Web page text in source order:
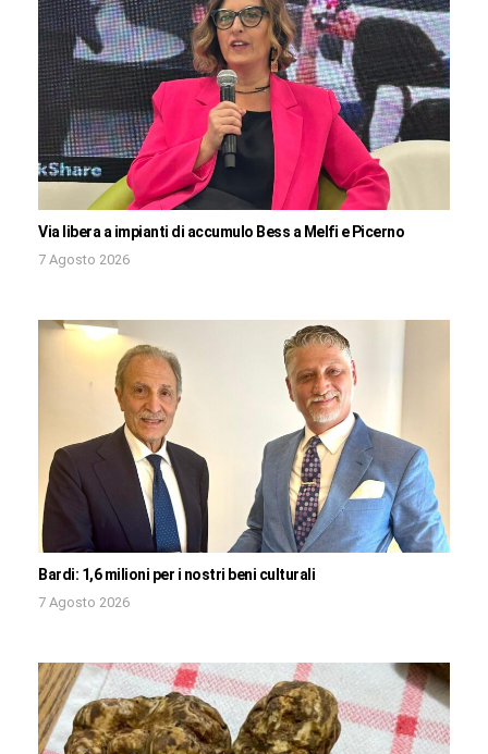
Via libera a impianti di accumulo Bess a Melfi e Picerno
7 Agosto 2026
Bardi: 1,6 milioni per i nostri beni culturali
7 Agosto 2026